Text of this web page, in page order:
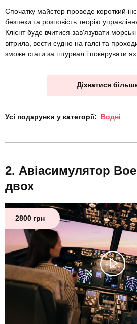
Спочатку майстер проведе короткий
безпеки та розповість теорію
Клієнт буде вчитися зав'язувати
вітрила, вести судно на галсі та
зможе стати за штурвал і покерувати
Дізнатися
Усі подарунки у категорії: Водні
Авіасимулятор
двох
2800 грн